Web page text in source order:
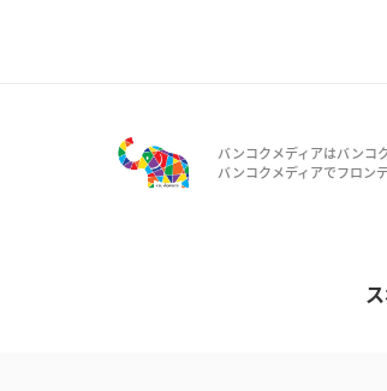
バンコクメディアはバンコ
バンコクメディアでフロン